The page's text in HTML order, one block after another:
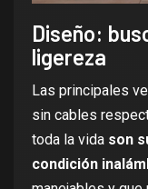
Diseño:
ligereza
Las principales
sin cables
toda la vida son
condición